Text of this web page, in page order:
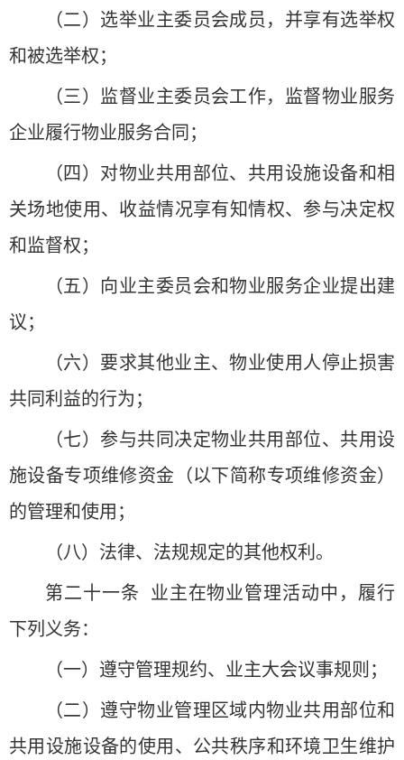
（二）选举业主委员会成员，并享有选举权
和被选举权；
（三）监督业主委员会工作，监督物业服务
企业履行物业服务合同；
（四）对物业共用部位、共用设施设备和相
关场地使用、收益情况享有知情权、参与决定权
和监督权；
（五）向业主委员会和物业服务企业提出建
议；
（六）要求其他业主、物业使用人停止损害
共同利益的行为；
（七）参与共同决定物业共用部位、共用设
施设备专项维修资金（以下简称专项维修资金）
的管理和使用；
（八）法律、法规规定的其他权利。
第二十一条 业主在物业管理活动中，履行
下列义务：
（一）遵守管理规约、业主大会议事规则；
（二）遵守物业管理区域内物业共用部位和
共用设施设备的使用、公共秩序和环境卫生维护